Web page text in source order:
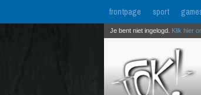
frontpage sport
Je bent niet ingelogd. Klik hier